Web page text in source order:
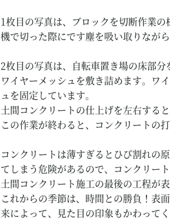
1枚目の写真は、ブロックを切断作業
機で切った際にです塵を吸い取りながら
2枚目の写真は、自転車置き場の床部
ワイヤーメッシュを敷き詰めます。ワ
ュを固定しています。
土間コンクリートの仕上げを左右する
この作業が終わると、コンクリートの
コンクリートは薄すぎるとひび割れの
てしまう危険があるので、コンクリー
土間コンクリート施工の最後の工程が
これからの季節は、時間との勝負！表
来によって、見た目の印象もかわって